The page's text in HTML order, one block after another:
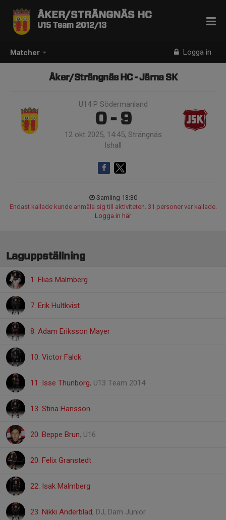
Matcher Logga in
ÅKER/STRÄNGNÄS HC
U15 Team 2012/13
Åker/Strängnäs HC - Järna SK
U14 P Södermanland
0 - 9
12 okt 2025, 14:45, Strängnäs
Ishall
Samling 13:30
Endast kallade kunde anmäla sig till aktiviteten. 31 personer var kallade.
Logga in här
Laguppställning
1. Elias Malmberg
7. Erik Hultkvist
8. Adam Eriksson Mayer
10. Victor Falck
11. Isse Thunborg, U13 Team 2014
13. Stina Hansson
20. Beppe Brun, U16
20. Felix Granstedt
22. Isak Malmberg
23. Nikki Anderblad, DJ, Dam Junior